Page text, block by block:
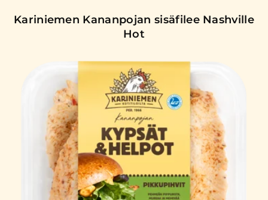
Kariniemen Kananpojan sisäfilee Nashville
Hot